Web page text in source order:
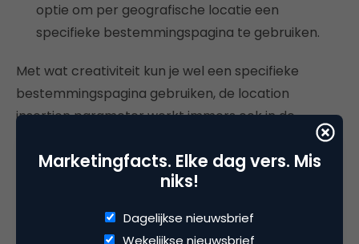
optie om per geografische locatie een
specifieke bestemmingspagina te gebruiken.
Met wat creativiteit kun je wel een specifieke
bestemmingspagina gebruiken, de location
insertion parameter werkt immers ook in de
bestemmings-URL. Door ook hier deze parameter
op te nemen, kun je de gebruiker dus op een
specifieke pagina laten landen, afhankelijk van
Marketingfacts. Elke dag vers. Mis
niks!
Dagelijkse nieuwsbrief
Wekelijkse nieuwsbrief